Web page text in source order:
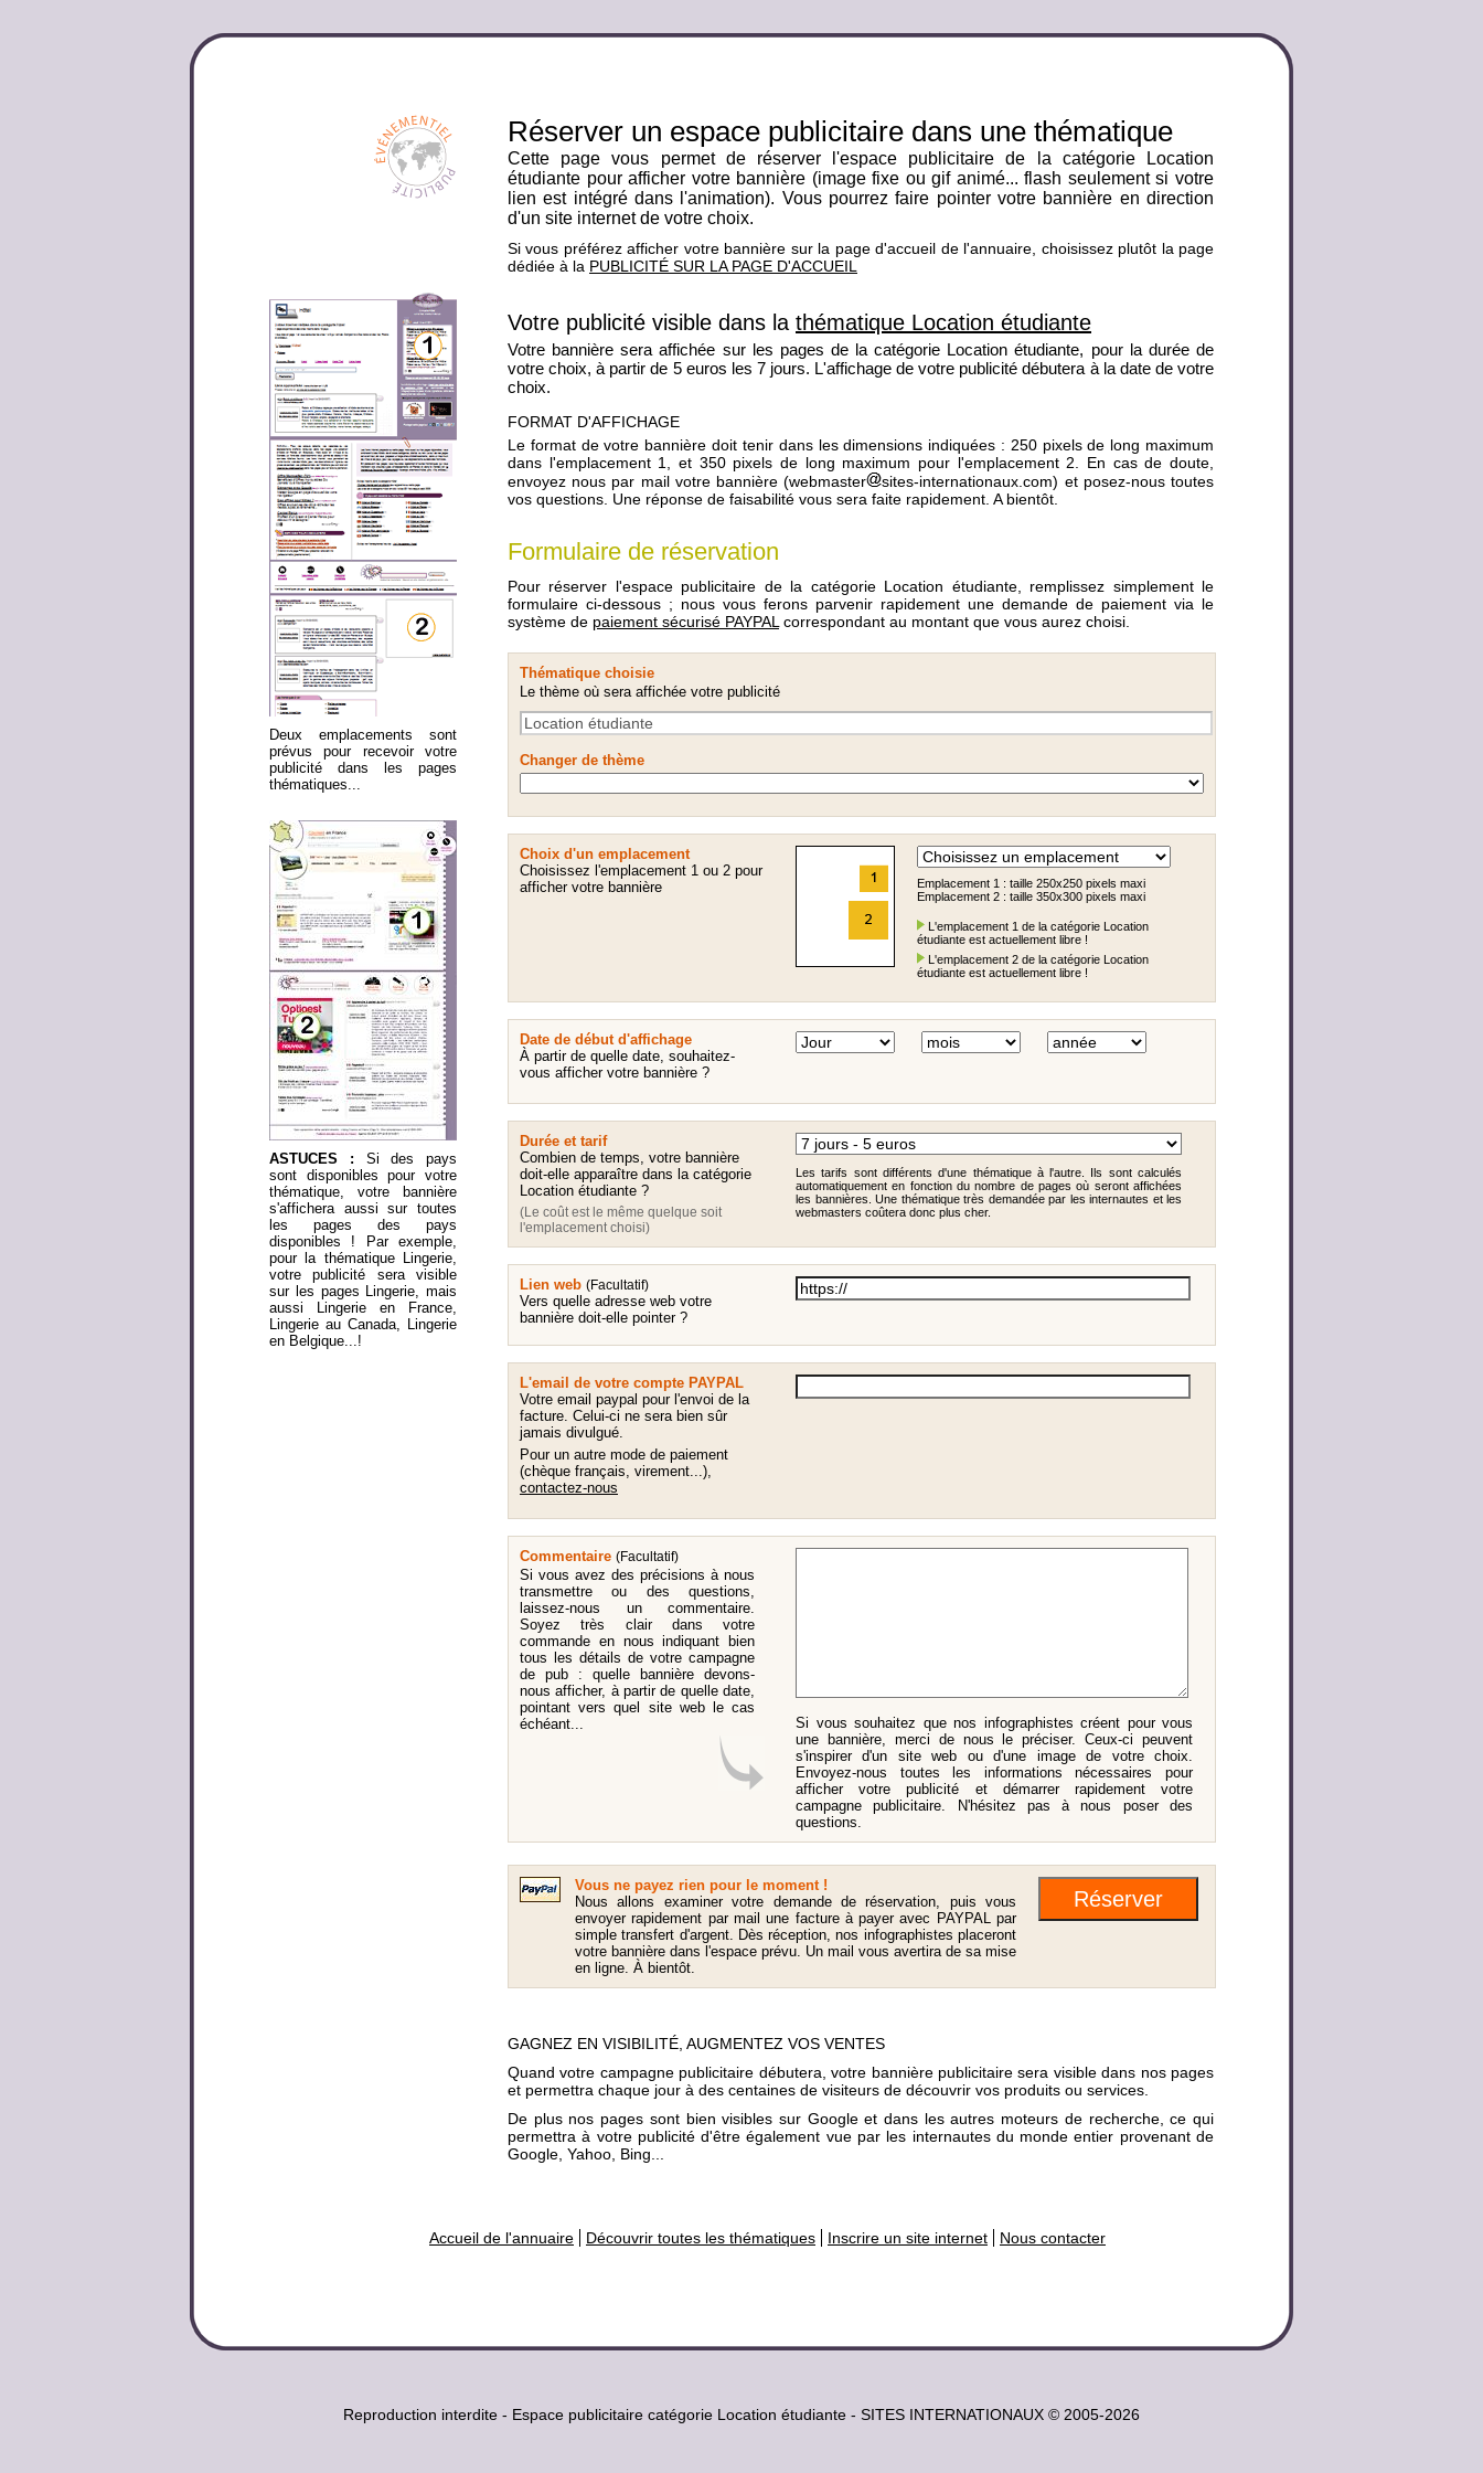
Réserver un espace publicitaire dans une thématique
Cette page vous permet de réserver l'espace publicitaire de la catégorie Location
étudiante pour afficher votre bannière (image fixe ou gif animé... flash seulement si votre
lien est intégré dans l'animation). Vous pourrez faire pointer votre bannière en direction
d'un site internet de votre choix.
Si vous préférez afficher votre bannière sur la page d'accueil de l'annuaire, choisissez plutôt la page
dédiée à la PUBLICITÉ SUR LA PAGE D'ACCUEIL
Deux emplacements sont
prévus pour recevoir votre
publicité dans les pages
thématiques...
ASTUCES : Si des pays
sont disponibles pour votre
thématique, votre bannière
s'affichera aussi sur toutes
les pages des pays
disponibles ! Par exemple,
pour la thématique Lingerie,
votre publicité sera visible
sur les pages Lingerie, mais
aussi Lingerie en France,
Lingerie au Canada, Lingerie
en Belgique...!
Votre publicité visible dans la thématique Location étudiante
Votre bannière sera affichée sur les pages de la catégorie Location étudiante, pour la durée de
votre choix, à partir de 5 euros les 7 jours. L'affichage de votre publicité débutera à la date de votre
choix.
FORMAT D'AFFICHAGE
Le format de votre bannière doit tenir dans les dimensions indiquées : 250 pixels de long maximum
dans l'emplacement 1, et 350 pixels de long maximum pour l'emplacement 2. En cas de doute,
envoyez nous par mail votre bannière (webmaster
sites-internationaux.com) et posez-nous toutes
vos questions. Une réponse de faisabilité vous sera faite rapidement. A bientôt.
Formulaire de réservation
Pour réserver l'espace publicitaire de la catégorie Location étudiante, remplissez simplement le
formulaire ci-dessous ; nous vous ferons parvenir rapidement une demande de paiement via le
système de paiement sécurisé PAYPAL correspondant au montant que vous aurez choisi.
Thématique choisie
Le thème où sera affichée votre publicité
Changer de thème
Choix d'un emplacement
Choisissez l'emplacement 1 ou 2 pour
afficher votre bannière
Emplacement 1 : taille 250x250 pixels maxi
Emplacement 2 : taille 350x300 pixels maxi
L'emplacement 1 de la catégorie Location
étudiante est actuellement libre !
L'emplacement 2 de la catégorie Location
étudiante est actuellement libre !
Date de début d'affichage
À partir de quelle date, souhaitez-
vous afficher votre bannière ?
Durée et tarif
Combien de temps, votre bannière
doit-elle apparaître dans la catégorie
Location étudiante ?
(Le coût est le même quelque soit
l'emplacement choisi)
Les tarifs sont différents d'une thématique à l'autre. Ils sont calculés
automatiquement en fonction du nombre de pages où seront affichées
les bannières. Une thématique très demandée par les internautes et les
webmasters coûtera donc plus cher.
Lien web (Facultatif)
Vers quelle adresse web votre
bannière doit-elle pointer ?
L'email de votre compte PAYPAL
Votre email paypal pour l'envoi de la
facture. Celui-ci ne sera bien sûr
jamais divulgué.
Pour un autre mode de paiement
(chèque français, virement...),
contactez-nous
Commentaire (Facultatif)
Si vous avez des précisions à nous
transmettre ou des questions,
laissez-nous un commentaire.
Soyez très clair dans votre
commande en nous indiquant bien
tous les détails de votre campagne
de pub : quelle bannière devons-
nous afficher, à partir de quelle date,
pointant vers quel site web le cas
échéant...
Si vous souhaitez que nos infographistes créent pour vous
une bannière, merci de nous le préciser. Ceux-ci peuvent
s'inspirer d'un site web ou d'une image de votre choix.
Envoyez-nous toutes les informations nécessaires pour
afficher votre publicité et démarrer rapidement votre
campagne publicitaire. N'hésitez pas à nous poser des
questions.
Vous ne payez rien pour le moment !
Nous allons examiner votre demande de réservation, puis vous
envoyer rapidement par mail une facture à payer avec PAYPAL par
simple transfert d'argent. Dès réception, nos infographistes placeront
votre bannière dans l'espace prévu. Un mail vous avertira de sa mise
en ligne. À bientôt.
GAGNEZ EN VISIBILITÉ, AUGMENTEZ VOS VENTES
Quand votre campagne publicitaire débutera, votre bannière publicitaire sera visible dans nos pages
et permettra chaque jour à des centaines de visiteurs de découvrir vos produits ou services.
De plus nos pages sont bien visibles sur Google et dans les autres moteurs de recherche, ce qui
permettra à votre publicité d'être également vue par les internautes du monde entier provenant de
Google, Yahoo, Bing...
Accueil de l'annuaire Découvrir toutes les thématiques Inscrire un site internet Nous contacter
Reproduction interdite - Espace publicitaire catégorie Location étudiante - SITES INTERNATIONAUX © 2005-2026